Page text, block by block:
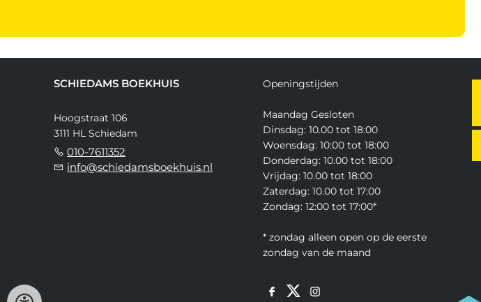
SCHIEDAMS BOEKHUIS
Hoogstraat 106
3111 HL Schiedam
010-7611352
info@schiedamsboekhuis.nl
Openingstijden
Maandag Gesloten
Dinsdag: 10.00 tot 18:00
Woensdag: 10:00 tot 18:00
Donderdag: 10.00 tot 18:00
Vrijdag: 10.00 tot 18:00
Zaterdag: 10.00 tot 17:00
Zondag: 12:00 tot 17:00*
* zondag alleen open op de eerste
zondag van de maand